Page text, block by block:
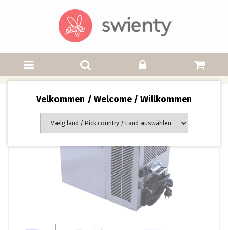
Velkommen / Welcome / Willkommen